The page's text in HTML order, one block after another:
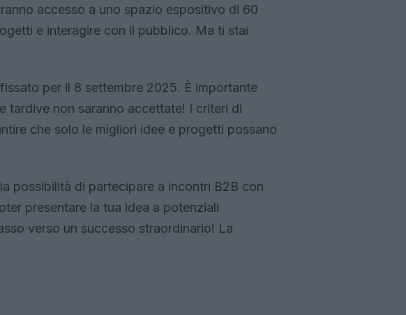
accesso a uno spazio espositivo di 60
e interagire con il pubblico. Ma ti stai
per il 8 settembre 2025. È importante
tardive non saranno accettate! I criteri di
che solo le migliori idee e progetti possano
possibilità di partecipare a incontri B2B con
presentare la tua idea a potenziali
verso un successo straordinario! La